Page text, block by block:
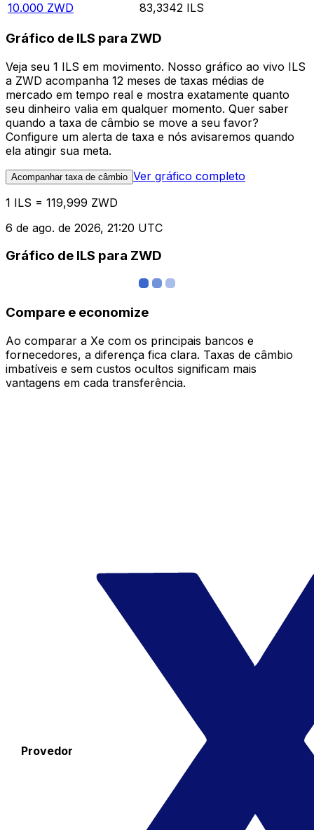
10.000 ZWD 83,3342 ILS
Gráfico de ILS para ZWD
Veja seu 1 ILS em movimento. Nosso gráfico ao vivo ILS
a ZWD acompanha 12 meses de taxas médias de
mercado em tempo real e mostra exatamente quanto
seu dinheiro valia em qualquer momento. Quer saber
quando a taxa de câmbio se move a seu favor?
Configure um alerta de taxa e nós avisaremos quando
ela atingir sua meta.
Acompanhar taxa de câmbio Ver gráfico completo
1 ILS = 119,999 ZWD
6 de ago. de 2026, 21:20 UTC
Gráfico de ILS para ZWD
Compare e economize
Ao comparar a Xe com os principais bancos e
fornecedores, a diferença fica clara. Taxas de câmbio
imbatíveis e sem custos ocultos significam mais
vantagens em cada transferência.
Provedor